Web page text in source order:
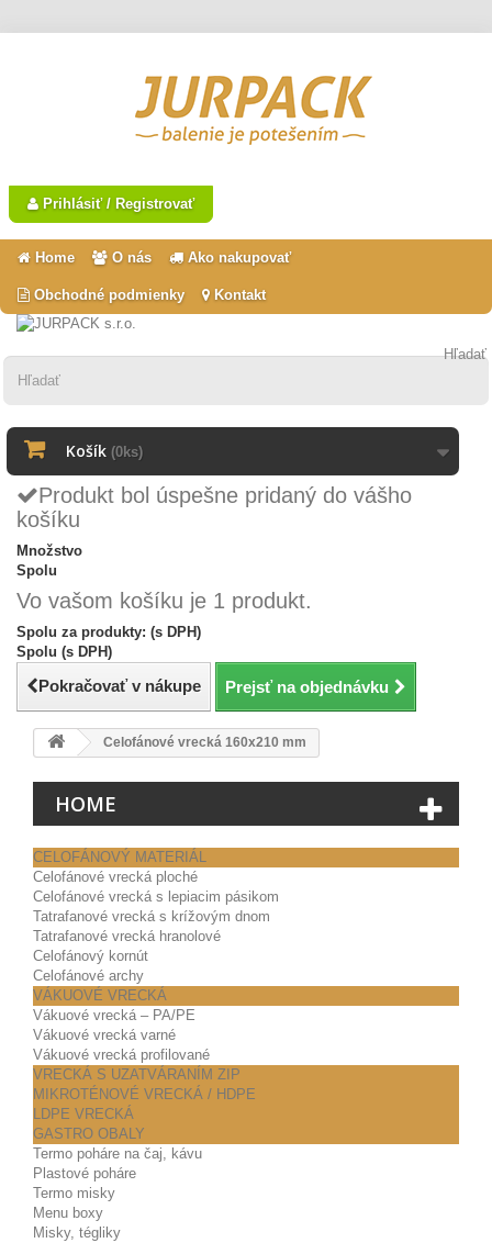
Prihlásiť / Registrovať
Home O nás Ako nakupovať
Obchodné podmienky Kontakt
Hľadať
Košík (0ks)
Produkt bol úspešne pridaný do vášho
košíku
Množstvo
Spolu
Vo vašom košíku je 1 produkt.
Spolu za produkty: (s DPH)
Spolu (s DPH)
Pokračovať v nákupe Prejsť na objednávku
Celofánové vrecká 160x210 mm
HOME
CELOFÁNOVÝ MATERIÁL
Celofánové vrecká ploché
Celofánové vrecká s lepiacim pásikom
Tatrafanové vrecká s krížovým dnom
Tatrafanové vrecká hranolové
Celofánový kornút
Celofánové archy
VÁKUOVÉ VRECKÁ
Vákuové vrecká – PA/PE
Vákuové vrecká varné
Vákuové vrecká profilované
VRECKÁ S UZATVÁRANÍM ZIP
MIKROTÉNOVÉ VRECKÁ / HDPE
LDPE VRECKÁ
GASTRO OBALY
Termo poháre na čaj, kávu
Plastové poháre
Termo misky
Menu boxy
Misky, tégliky